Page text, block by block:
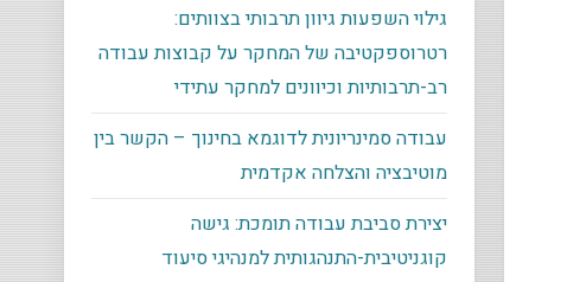
גילוי השפעות גיוון תרבותי בצוותים:
רטרוספקטיבה של המחקר על קבוצות עבודה
רב-תרבותיות וכיוונים למחקר עתידי
עבודה סמינריונית לדוגמא בחינוך – הקשר בין
מוטיבציה והצלחה אקדמית
יצירת סביבת עבודה תומכת: גישה
קוגניטיבית-התנהגותית למנהיגי סיעוד